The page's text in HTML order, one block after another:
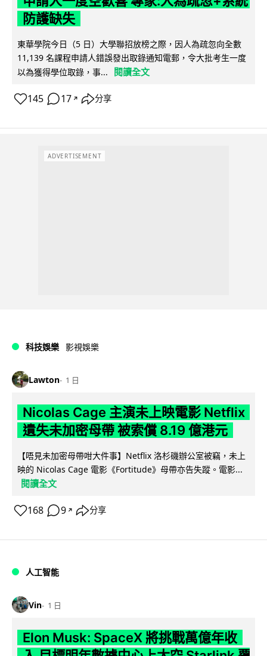
防護缺失
東華學院今日（5 日）大學聯招放榜之際，因人為疏忽向全數
11,139 名課程申請人錯誤發出取錄通知電郵，令大批考生一度
以為獲得學位取錄，事...
閱讀全文
145 17 ↗ 分享
ADVERTISEMENT
科技娛樂 影視娛樂
Lawton 1 日
Nicolas Cage 主演未上映電影 Netflix
遺失未加密母帶 被索償 8.19 億港元
【唔見未加密母帶咁大件事】Netflix 洛杉磯辦公室被竊，未上
映的 Nicolas Cage 電影《Fortitude》母帶亦告失蹤。電影...
閱讀全文
168 9 ↗ 分享
人工智能
Vin 1 日
Elon Musk: SpaceX 將挑戰萬億年收